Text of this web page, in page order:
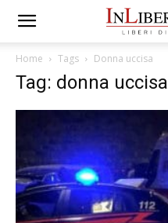
Home Tags Donna uccisa
Tag: donna uccisa